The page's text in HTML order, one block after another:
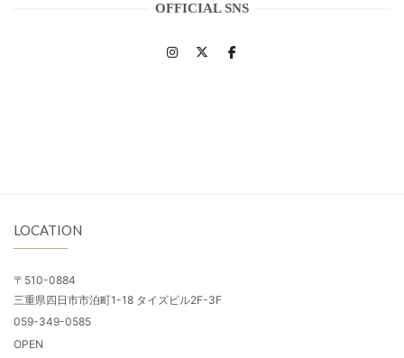
OFFICIAL SNS
LOCATION
〒510-0884
三重県四日市市泊町1-18 タイズビル2F-3F
059-349-0585
OPEN